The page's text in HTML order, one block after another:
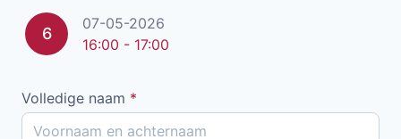
6
07-05-2026
16:00 - 17:00
Volledige naam *